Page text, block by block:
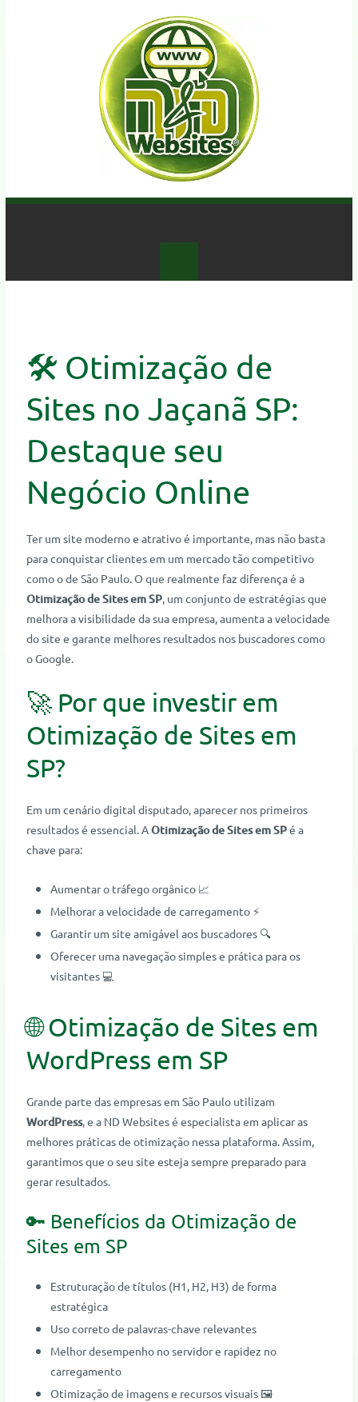
🛠️ Otimização de
Sites no Jaçanã SP:
Destaque seu
Negócio Online
Ter um site moderno e atrativo é importante, mas não basta
para conquistar clientes em um mercado tão competitivo
como o de São Paulo. O que realmente faz diferença é a
Otimização de Sites em SP, um conjunto de estratégias que
melhora a visibilidade da sua empresa, aumenta a velocidade
do site e garante melhores resultados nos buscadores como
o Google.
🚀 Por que investir em
Otimização de Sites em
SP?
Em um cenário digital disputado, aparecer nos primeiros
resultados é essencial. AOtimização de Sites em SPé a
chave para:
Aumentar o tráfego orgânico 📈
Melhorar a velocidade de carregamento ⚡
Garantir um site amigável aos buscadores 🔍
Oferecer uma navegação simples e prática para os
visitantes 💻
🌐 Otimização de Sites em
WordPress em SP
Grande parte das empresas em São Paulo utilizam
WordPress, e a ND Websites é especialista em aplicar as
melhores práticas de otimização nessa plataforma. Assim,
garantimos que o seu site esteja sempre preparado para
gerar resultados.
🔑 Benefícios da Otimização de
Sites em SP
Estruturação de títulos (H1, H2, H3) de forma
estratégica
Uso correto de palavras-chave relevantes
Melhor desempenho no servidor e rapidez no
carregamento
Otimização de imagens e recursos visuais 🖼️